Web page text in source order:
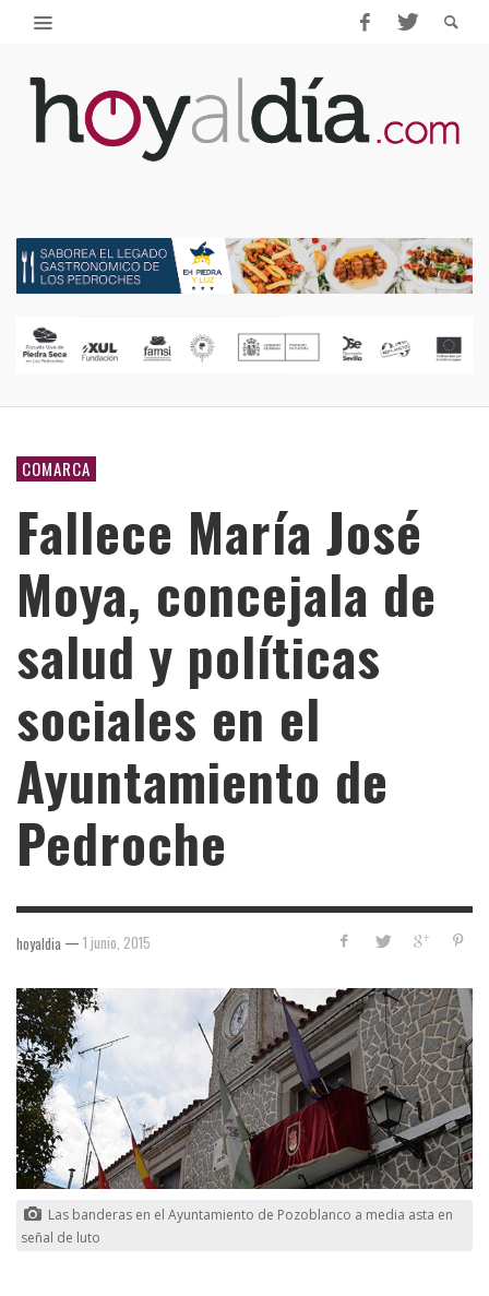
COMARCA
Fallece María José
Moya, concejala de
salud y políticas
sociales en el
Ayuntamiento de
Pedroche
hoyaldia — 1 junio, 2015
Las banderas en el Ayuntamiento de Pozoblanco a media asta en
señal de luto